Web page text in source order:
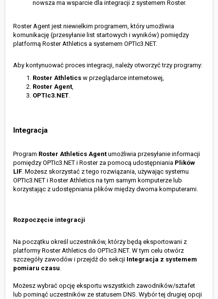
nowsza ma wsparcie dla integracji z systemem Roster.
Roster Agent jest niewielkim programem, który umożliwia
komunikację (przesyłanie list startowych i wyników) pomiędzy
platformą Roster Athletics a systemem OPTIc3.NET.
Aby kontynuować proces integracji, należy otworzyć trzy programy:
Roster Athletics w przeglądarce internetowej,
Roster Agent,
OPTIc3.NET.
Integracja
Program Roster Athletics Agent umożliwia przesyłanie informacji
pomiędzy OPTIc3.NET i Roster za pomocą udostępniania Plików
LIF. Możesz skorzystać z tego rozwiązania, używając systemu
OPTIc3.NET i Roster Athletics na tym samym komputerze lub
korzystając z udostępniania plików między dwoma komputerami.
Rozpoczęcie integracji
Na początku określ uczestników, którzy będą eksportowani z
platformy Roster Athletics do OPTIc3.NET. W tym celu otwórz
szczegóły zawodów i przejdź do sekcji Integracja z systemem
pomiaru czasu.
Możesz wybrać opcję eksportu wszystkich zawodników/sztafet
lub pominąć uczestników ze statusem DNS. Wybór tej drugiej opcji